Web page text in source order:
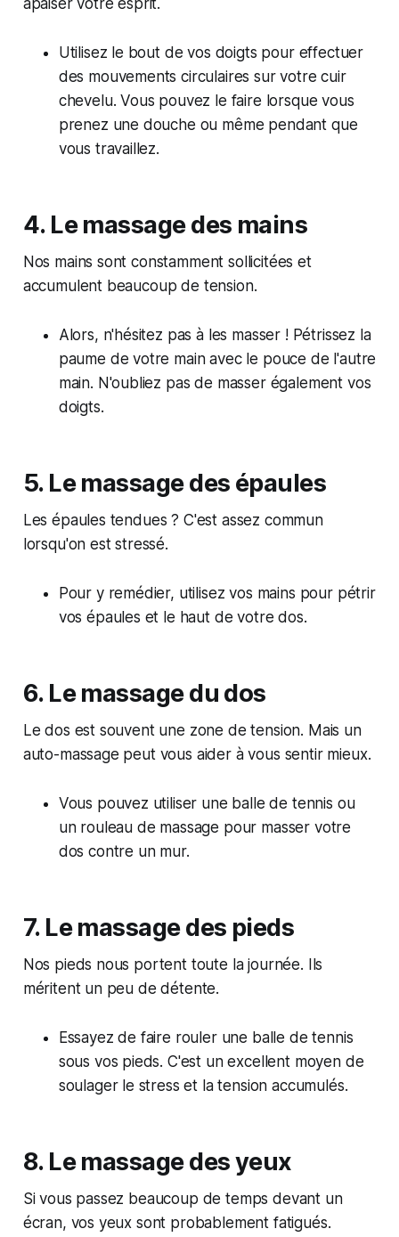
apaiser votre esprit.
Utilisez le bout de vos doigts pour effectuer
des mouvements circulaires sur votre cuir
chevelu. Vous pouvez le faire lorsque vous
prenez une douche ou même pendant que
vous travaillez.
4. Le massage des mains
Nos mains sont constamment sollicitées et
accumulent beaucoup de tension.
Alors, n'hésitez pas à les masser ! Pétrissez la
paume de votre main avec le pouce de l'autre
main. N'oubliez pas de masser également vos
doigts.
5. Le massage des épaules
Les épaules tendues ? C'est assez commun
lorsqu'on est stressé.
Pour y remédier, utilisez vos mains pour pétrir
vos épaules et le haut de votre dos.
6. Le massage du dos
Le dos est souvent une zone de tension. Mais un
auto-massage peut vous aider à vous sentir mieux.
Vous pouvez utiliser une balle de tennis ou
un rouleau de massage pour masser votre
dos contre un mur.
7. Le massage des pieds
Nos pieds nous portent toute la journée. Ils
méritent un peu de détente.
Essayez de faire rouler une balle de tennis
sous vos pieds. C'est un excellent moyen de
soulager le stress et la tension accumulés.
8. Le massage des yeux
Si vous passez beaucoup de temps devant un
écran, vos yeux sont probablement fatigués.